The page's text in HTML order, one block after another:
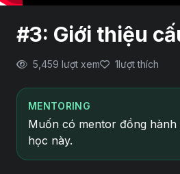
#3: Giới thiệu
5,459 lượt xem 1lượt thích
MENTORING
Muốn có mentor đồng
học này.